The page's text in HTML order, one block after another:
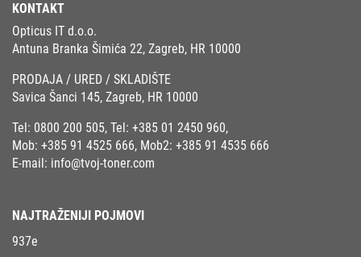
KONTAKT
Opticus IT d.o.o.
Antuna Branka Šimića 22, Zagreb, HR 10000
PRODAJA / URED / SKLADIŠTE
Savica Šanci 145, Zagreb, HR 10000
Tel: 0800 200 505, Tel: +385 01 2450 960,
Mob: +385 91 4525 666, Mob2: +385 91 4535 666
E-mail: info@tvoj-toner.com
NAJTRAŽENIJI POJMOVI
937e